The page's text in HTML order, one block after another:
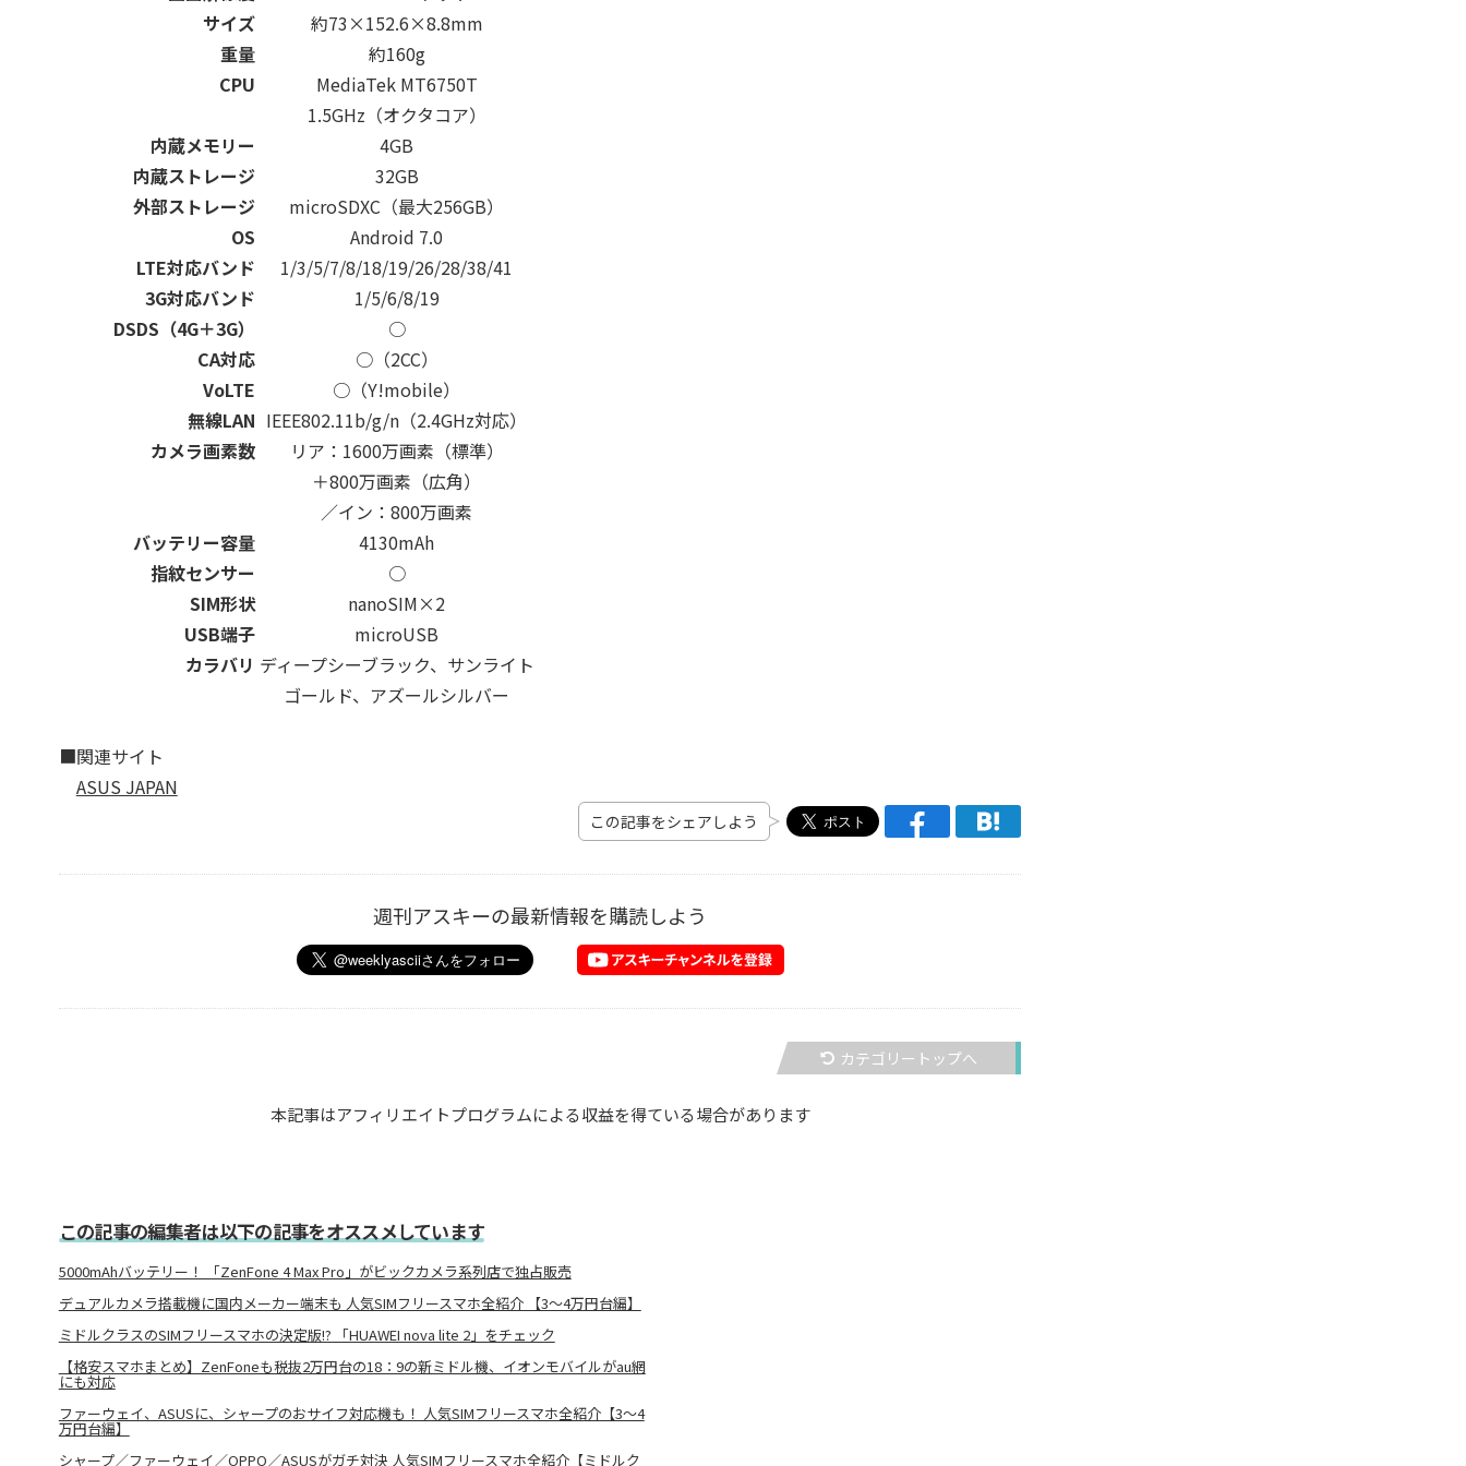
サイズ
約73×152.6×8.8mm
重量
約160g
CPU
MediaTek MT6750T
1.5GHz（オクタコア）
内蔵メモリー
4GB
内蔵ストレージ
32GB
外部ストレージ
microSDXC（最大256GB）
OS
Android 7.0
LTE対応バンド
1/3/5/7/8/18/19/26/28/38/41
3G対応バンド
1/5/6/8/19
DSDS（4G＋3G）
○
CA対応
○（2CC）
VoLTE
○（Y!mobile）
無線LAN IEEE802.11b/g/n（2.4GHz対応）
カメラ画素数
リア：1600万画素（標準）
＋800万画素（広角）
／イン：800万画素
バッテリー容量
4130mAh
指紋センサー
○
SIM形状
nanoSIM×2
USB端子
microUSB
カラバリ ディープシーブラック、サンライト
ゴールド、アズールシルバー
■関連サイト
ASUS JAPAN
この記事をシェアしよう
週刊アスキーの最新情報を購読しよう
カテゴリートップへ
本記事はアフィリエイトプログラムによる収益を得ている場合があります
この記事の編集者は以下の記事をオススメしています
5000mAhバッテリー！ 「ZenFone 4 Max Pro」がビックカメラ系列店で独占販売
デュアルカメラ搭載機に国内メーカー端末も 人気SIMフリースマホ全紹介 【3～4万円台編】
ミドルクラスのSIMフリースマホの決定版!? 「HUAWEI nova lite 2」をチェック
【格安スマホまとめ】ZenFoneも税抜2万円台の18：9の新ミドル機、イオンモバイルがau網
にも対応
ファーウェイ、ASUSに、シャープのおサイフ対応機も！ 人気SIMフリースマホ全紹介【3～4
万円台編】
シャープ／ファーウェイ／OPPO／ASUSがガチ対決 人気SIMフリースマホ全紹介【ミドルク